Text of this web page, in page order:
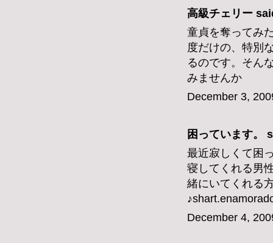
高級チェリー
童貞を奪ってみ
度だけの、特別
るのです。そん
みませんか
December 3,
困っています。
最近寂しくて困
寝してくれる男
緒にいてくれる
December 4,